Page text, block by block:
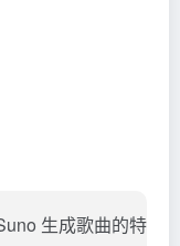
生成歌曲的特